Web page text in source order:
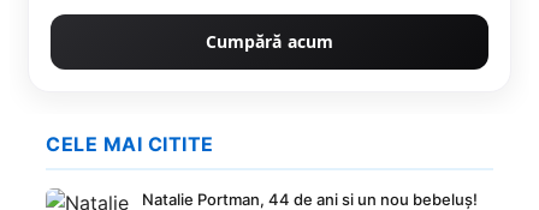
Cumpără acum
CELE MAI CITITE
Natalie Portman, 44 de ani si un nou bebeluș!